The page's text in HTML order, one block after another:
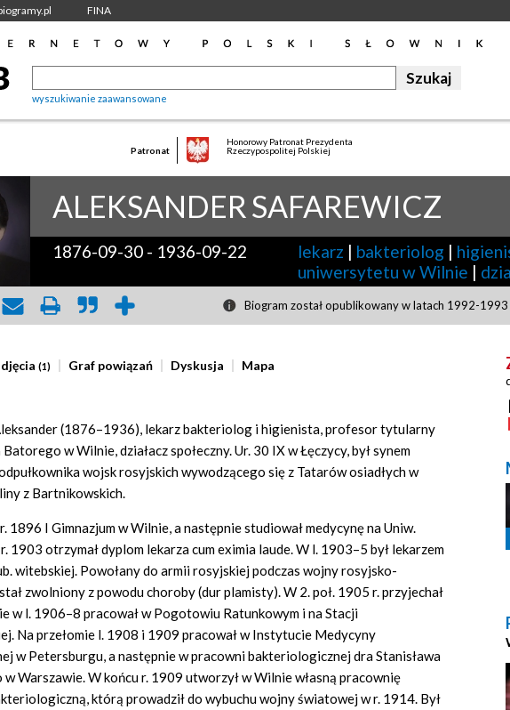
FINA
wyszukiwanie zaawansowane
Patronat
Honorowy Patronat Prezydenta
Rzeczypospolitej Polskiej
ALEKSANDERSAFAREWICZ
1876-09-30 - 1936-09-22 lekarz | bakteriolog |
uniwersytetu w Wilnie |
Biogram został opublikowany w latach 1992-
(1) Graf powiązań Dyskusja Mapa
(1876–1936), lekarz bakteriolog i higienista, profesor tytularny
w Wilnie, działacz społeczny. Ur. 30 IX w Łęczycy, był synem
wojsk rosyjskich wywodzącego się z Tatarów osiadłych w
z Bartnikowskich.
r. 1896 I Gimnazjum w Wilnie, a następnie studiował medycynę na Uniw.
1903 otrzymał dyplom lekarza cumeximia laude.W l. 1903–5 był lekarzem
witebskiej. Powołany do armii rosyjskiej podczas wojny rosyjsko-
zwolniony z powodu choroby (dur plamisty). W 2. poł. 1905 r. przyjechał
w l. 1906–8 pracował w Pogotowiu Ratunkowym i na Stacji
Na przełomie l. 1908 i 1909 pracował w Instytucie Medycyny
w Petersburgu, a następnie w pracowni bakteriologicznej dra Stanisława
Warszawie. W końcu r. 1909 utworzył w Wilnie własną pracownię
którą prowadził do wybuchu wojny światowej w r. 1914. Był